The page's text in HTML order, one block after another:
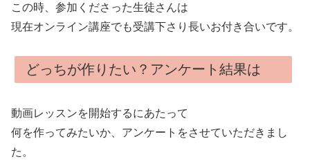
この時、参加くださった生徒さんは
現在オンライン講座でも受講下さり長いお付き合いです。
どっちが作りたい？アンケート結果は
動画レッスンを開始するにあたって
何を作ってみたいか、アンケートをさせていただきまし
た。